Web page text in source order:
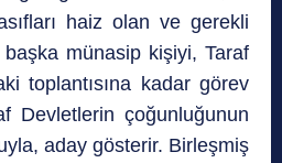
haiz olan ve gerekli
başka münasip kişiyi, Taraf
toplantısına kadar görev
Devletlerin çoğunluğunun
aday gösterir. Birleşmiş